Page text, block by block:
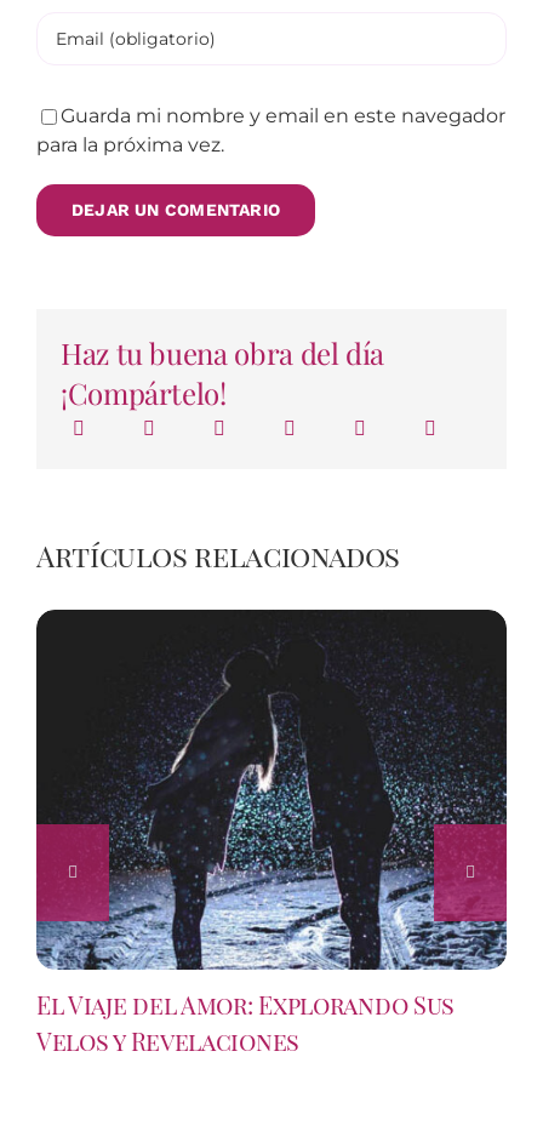
Guarda mi nombre y email en este navegador
para la próxima vez.
Haz tu buena obra del día
¡Compártelo!
Artículos relacionados
El Viaje del Amor: Explorando Sus
Velos y Revelaciones